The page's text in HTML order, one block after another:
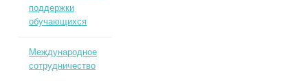
поддержки
обучающихся
Международное
сотрудничество